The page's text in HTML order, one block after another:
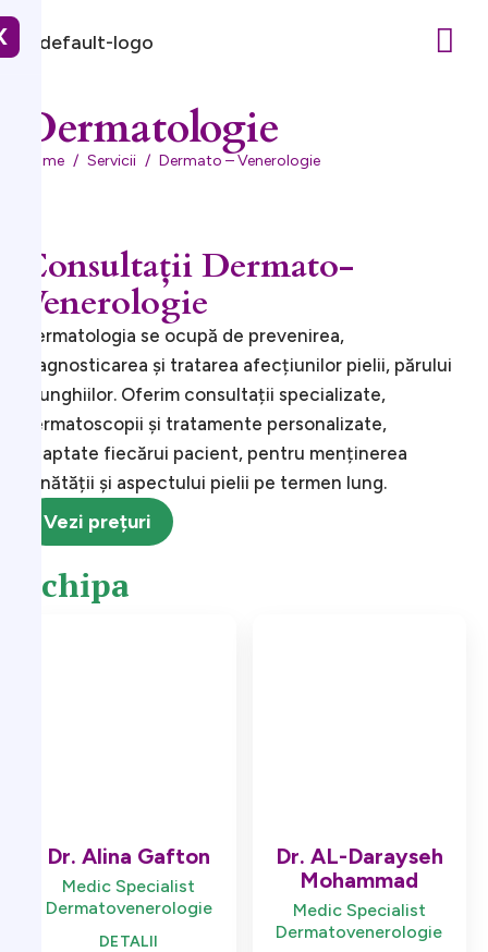
Dermatologie
Home Servicii Dermato – Venerologie
Consultații Dermato-
Venerologie
Dermatologia se ocupă de prevenirea,
diagnosticarea și tratarea afecțiunilor pielii, părului
și unghiilor. Oferim consultații specializate,
dermatoscopii și tratamente personalizate,
adaptate fiecărui pacient, pentru menținerea
sănătății și aspectului pielii pe termen lung.
Vezi prețuri
Echipa
Dr. Alina Gafton
Medic Specialist
Dermatovenerologie
DETALII
Dr. AL-Darayseh
Mohammad
Medic Specialist
Dermatovenerologie